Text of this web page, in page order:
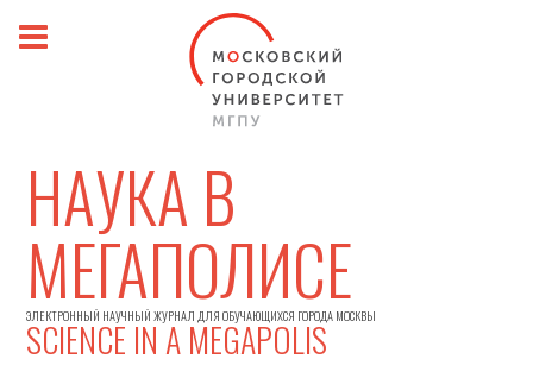
НАУКА В
МЕГАПОЛИСЕ
ЭЛЕКТРОННЫЙ НАУЧНЫЙ ЖУРНАЛ ДЛЯ ОБУЧАЮЩИХСЯ ГОРОДА МОСКВЫ
SCIENCE IN A MEGAPOLIS